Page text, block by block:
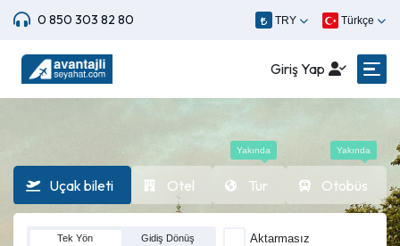
0 850 303 82 80 TRY Türkçe
Giriş Yap
Uçak bileti Otel
Yakında
Tur
Yakında
Otobüs
Tek Yön Gidiş Dönüş Aktarmasız